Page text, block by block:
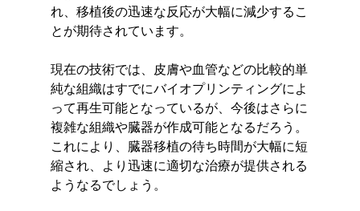
れ、移植後の迅速な反応が大幅に減少するこ
とが期待されています。
現在の技術では、皮膚や血管などの比較的単
純な組織はすでにバイオプリンティングによ
って再生可能となっているが、今後はさらに
複雑な組織や臓器が作成可能となるだろう。
これにより、臓器移植の待ち時間が大幅に短
縮され、より迅速に適切な治療が提供される
ようなるでしょう。